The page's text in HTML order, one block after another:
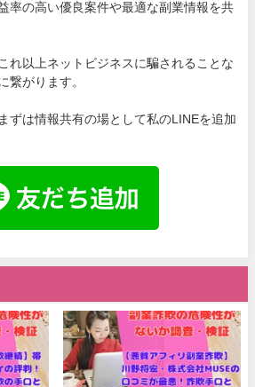
率の高い優良案件や最適な副業情報を共
れ以上ネットビジネスに騙されることな
繋がります。
ずは情報共有の場として私のLINEを追加